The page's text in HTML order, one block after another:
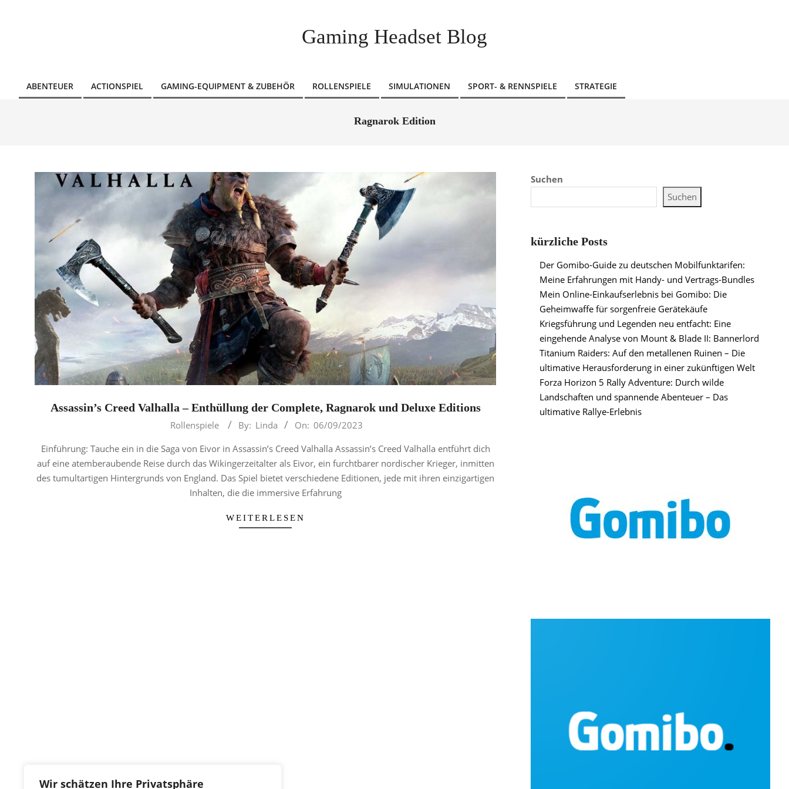
Wir schätzen Ihre Privatsphäre
Gaming Headset Blog
Primary
ABENTEUER ACTIONSPIEL GAMING-EQUIPMENT & ZUBEHÖR ROLLENSPIELE SIMULATIONEN SPORT- & RENNSPIELE STRATEGIE
Ragnarok Edition
Assassin’s Creed Valhalla – Enthüllung der Complete, Ragnarok und Deluxe Editions
06
Rollenspiele By: Linda On: 06/09/2023
Einführung: Tauche ein in die Saga von Eivor in Assassin’s Creed Valhalla Assassin’s Creed Valhalla entführt dich
auf eine atemberaubende Reise durch das Wikingerzeitalter als Eivor, ein furchtbarer nordischer Krieger, inmitten
des tumultartigen Hintergrunds von England. Das Spiel bietet verschiedene Editionen, jede mit ihren einzigartigen
Inhalten, die die immersive Erfahrung
WEITERLESEN
Suchen
Suchen
kürzliche Posts
Der Gomibo-Guide zu deutschen Mobilfunktarifen:
Meine Erfahrungen mit Handy- und Vertrags-Bundles
Mein Online-Einkaufserlebnis bei Gomibo: Die
Geheimwaffe für sorgenfreie Gerätekäufe
Kriegsführung und Legenden neu entfacht: Eine
eingehende Analyse von Mount & Blade II: Bannerlord
Titanium Raiders: Auf den metallenen Ruinen – Die
ultimative Herausforderung in einer zukünftigen Welt
Forza Horizon 5 Rally Adventure: Durch wilde
Landschaften und spannende Abenteuer – Das
ultimative Rallye-Erlebnis